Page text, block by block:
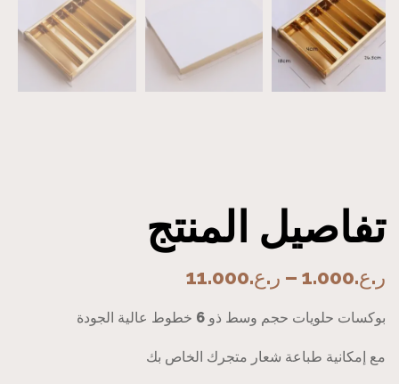
تفاصيل المنتج
ر.ع.1.000
– ر.ع.11.000
بوكسات حلويات حجم وسط ذو 6 خطوط عالية الجودة
مع إمكانية طباعة شعار متجرك الخاص بك